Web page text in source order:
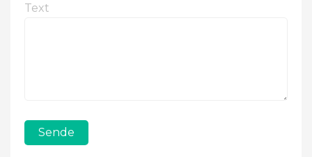
Text
Sende